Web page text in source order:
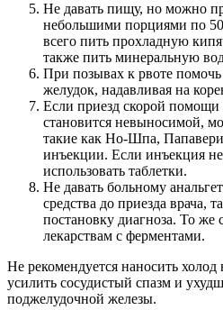
Не давать пищу, но можно
небольшими порциями по
всего пить прохладную
также пить минеральную
При позывах к рвоте
желудок, надавливая на
Если приезд скорой помощи
становится невыносимой,
такие как Но-Шпа,
инъекции. Если инъекция
использовать таблетки.
Не давать больному
средства до приезда врача,
постановку диагноза. То же
лекарствам с ферментами.
Не рекомендуется наносить
усилить сосудистый спазм и
поджелудочной железы.